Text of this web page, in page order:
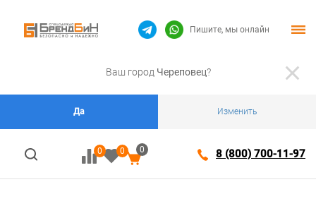
Ваш город Череповец?
Да Изменить
0 0 0 8 (800) 700-11-97
Пишите, мы онлайн